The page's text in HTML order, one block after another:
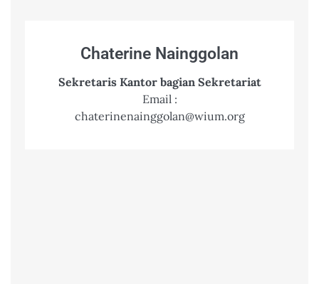
Chaterine Nainggolan
Sekretaris Kantor bagian Sekretariat
Email :
chaterinenainggolan@wium.org